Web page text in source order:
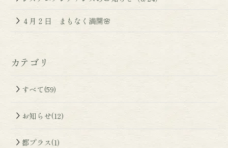
４月２日 まもなく満開🌸
カテゴリ
すべて(59)
お知らせ(12)
都プラス(1)